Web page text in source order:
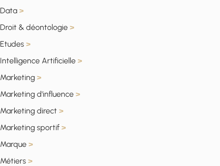
Data >
Droit & déontologie >
Etudes >
Intelligence Artificielle >
Marketing >
Marketing d'influence >
Marketing direct >
Marketing sportif >
Marque >
Métiers >